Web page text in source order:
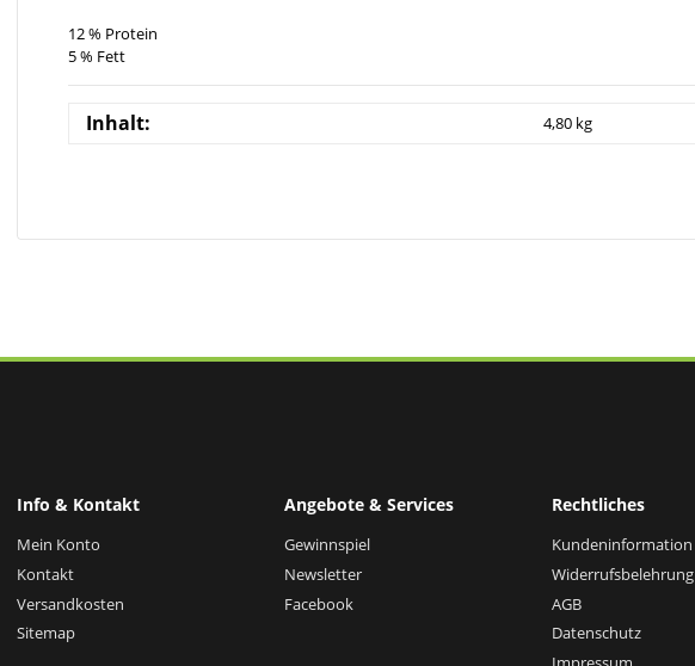
12 % Protein
5 % Fett
Inhalt: 4,80 kg
Info & Kontakt
Mein Konto
Kontakt
Versandkosten
Sitemap
Angebote & Services
Gewinnspiel
Newsletter
Facebook
Rechtliches
Kundeninformation
Widerrufsbelehrung
AGB
Datenschutz